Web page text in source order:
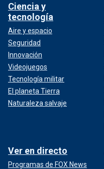
Ciencia y
tecnología
Aire y espacio
Seguridad
Innovación
Videojuegos
Tecnología militar
El planeta Tierra
Naturaleza salvaje
Ver en directo
Programas de FOX News